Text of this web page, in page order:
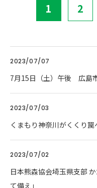
1 2
2023/07/07
7月15日（土）午後 広島
2023/07/03
くまもり神奈川がくくり
2023/07/02
日本熊森協会埼玉県支部
て備え」